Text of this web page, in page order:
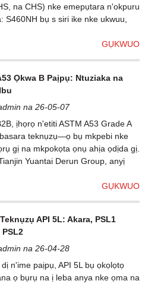
na CHS) nke emepụtara n'okpuru
S460NH bụ s siri ike nke ukwuu,
GỤKWUO
Ọkwa B Paịpụ: Ntuziaka na
na 26-05-07
ịhọrọ n'etiti ASTM A53 Grade A
teknụzụ—ọ bụ mkpebi nke
gị na mkpokọta ọnụ ahịa ọdịda gị.
Yuantai Derun Group, anyị
GỤKWUO
API 5L: Akara, PSL1
PSL2
na 26-04-28
n'ime paịpụ, API 5L bụ ọkọlọtọ
ọ bụrụ na ị leba anya nke ọma na